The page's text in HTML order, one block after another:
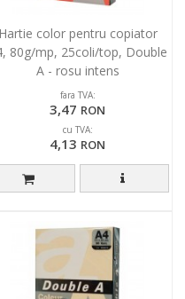
Hartie color pentru copiator
80g/mp, 25coli/top, Double
A - rosu intens
fara TVA:
3,47 RON
cu TVA:
4,13 RON